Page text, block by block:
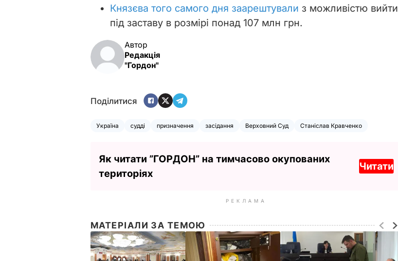
Князєва того самого дня заарештували з можливістю вийти
під заставу в розмірі понад 107 млн грн.
Автор
Редакція
"Гордон"
Поділитися
Україна судді призначення засідання Верховний Суд Станіслав Кравченко
Як читати ”ГОРДОН” на тимчасово окупованих
територіях
Читати
РЕКЛАМА
МАТЕРІАЛИ ЗА ТЕМОЮ